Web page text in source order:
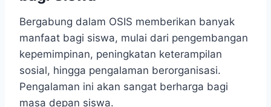
Bergabung dalam OSIS memberikan banyak
manfaat bagi siswa, mulai dari pengembangan
kepemimpinan, peningkatan keterampilan
sosial, hingga pengalaman berorganisasi.
Pengalaman ini akan sangat berharga bagi
masa depan siswa.